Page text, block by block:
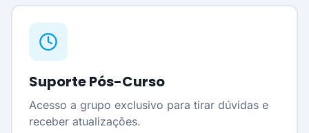
Suporte Pós-Curso
Acesso a grupo exclusivo para tirar dúvidas e
receber atualizações.